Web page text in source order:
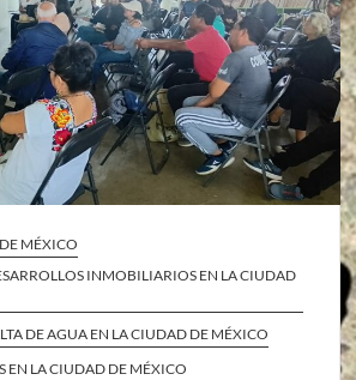
MÉXICO
INMOBILIARIOS EN LA CIUDAD
DE AGUA EN LA CIUDAD DE MÉXICO
EN LA CIUDAD DE MÉXICO